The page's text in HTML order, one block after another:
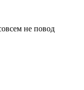
не повод